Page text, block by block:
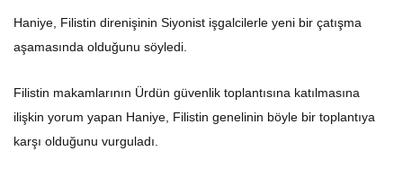
Haniye, Filistin direnişinin Siyonist işgalcilerle yeni bir çatışma
aşamasında olduğunu söyledi.
Filistin makamlarının Ürdün güvenlik toplantısına katılmasına
ilişkin yorum yapan Haniye, Filistin genelinin böyle bir toplantıya
karşı olduğunu vurguladı.